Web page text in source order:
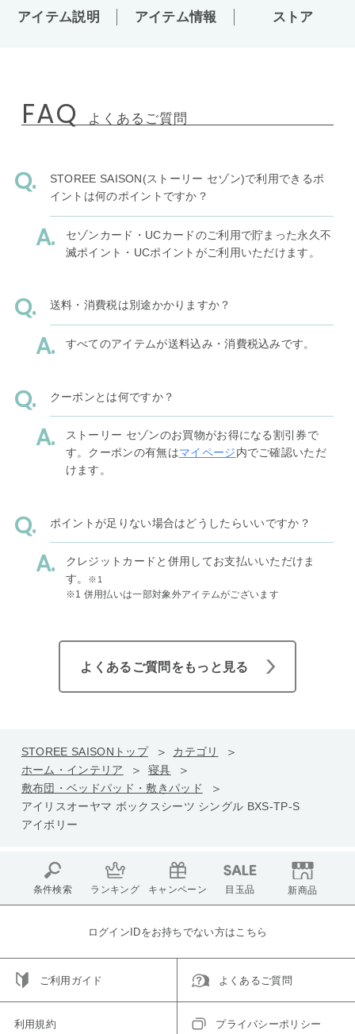
アイテム説明 アイテム情報 ストア
FAQ よくあるご質問
STOREE SAISON(ストーリー セゾン)で利用できるポ
イントは何のポイントですか？
セゾンカード・UCカードのご利用で貯まった永久不
滅ポイント・UCポイントがご利用いただけます。
送料・消費税は別途かかりますか？
すべてのアイテムが送料込み・消費税込みです。
クーポンとは何ですか？
ストーリー セゾンのお買物がお得になる割引券で
す。クーポンの有無はマイページ内でご確認いただ
けます。
ポイントが足りない場合はどうしたらいいですか？
クレジットカードと併用してお支払いいただけま
す。
※1
※1 併用払いは一部対象外アイテムがございます
よくあるご質問をもっと見る
STOREE SAISONトップ
カテゴリ
ホーム・インテリア
寝具
敷布団・ベッドパッド・敷きパッド
アイリスオーヤマ ボックスシーツ シングル BXS-TP-S
アイボリー
条件検索 ランキング キャンペーン 目玉品 新商品
ログインIDをお持ちでない方はこちら
ご利用ガイド よくあるご質問
利用規約 プライバシーポリシー